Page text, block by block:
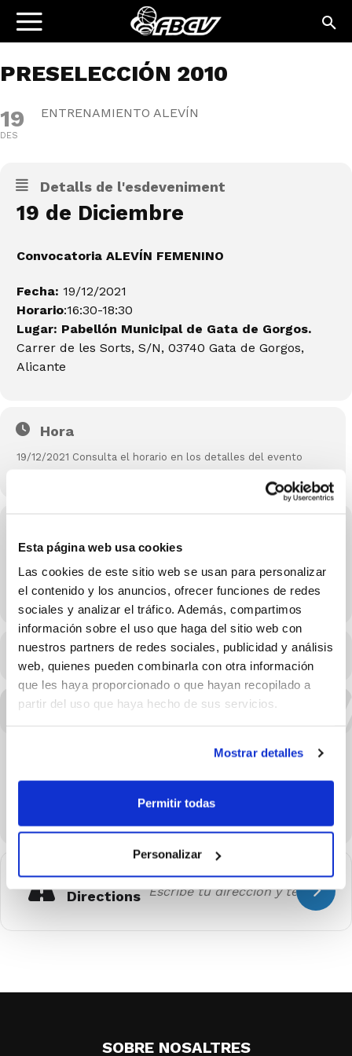
Esta página web usa cookies
Las cookies de este sitio web se usan para personalizar
el contenido y los anuncios, ofrecer funciones de redes
sociales y analizar el tráfico. Además, compartimos
información sobre el uso que haga del sitio web con
nuestros partners de redes sociales, publicidad y análisis
web, quienes pueden combinarla con otra información
que les haya proporcionado o que hayan recopilado a
partir del uso que haya hecho de sus servicios.
Mostrar detalles
Permitir todas
Personalizar
PRESELECCIÓN 2010
19
DES
ENTRENAMIENTO ALEVÍN
Detalls de l'esdeveniment
19 de Diciembre
Convocatoria ALEVÍN FEMENINO
Fecha: 19/12/2021
Horario:16:30-18:30
Lugar: Pabellón Municipal de Gata de Gorgos.
Carrer de les Sorts, S/N, 03740 Gata de Gorgos,
Alicante
Hora
19/12/2021 Consulta el horario en los detalles del evento
Pabellón Municipal de Gata de Gorgos
Carrer de les Sorts, S/N, 03740 Gata de Gorgos, Alicante
OTROS EVENTOS
CALENDARI CALENDARI GOOGLE
Get
Directions
SOBRE NOSALTRES